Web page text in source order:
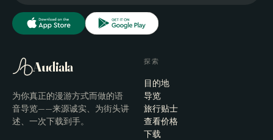
Audiala
为你真正的漫游方式而做的语
音导览——来源诚实、为街头讲
述、一次下载到手。
探索
目的地
导览
旅行贴士
查看价格
下载